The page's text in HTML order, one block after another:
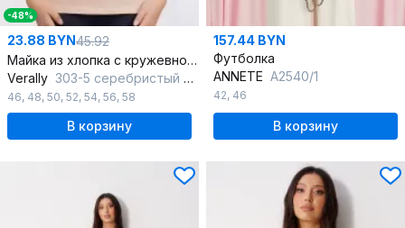
-48%
23.88 BYN45.92
Майка из хлопка с кружевной отделкой Круглогодичная
Verally 303-5 серебристый пион
46, 48, 50, 52, 54, 56, 58
В корзину
157.44 BYN
Футболка
ANNETE A2540/1
42, 46
В корзину